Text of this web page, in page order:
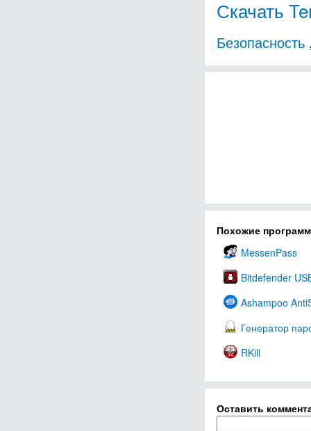
Скачать
Безопасность
Похожие
MessenPass
Bitdefender
Ashampoo
Генератор
RKill
Оставить